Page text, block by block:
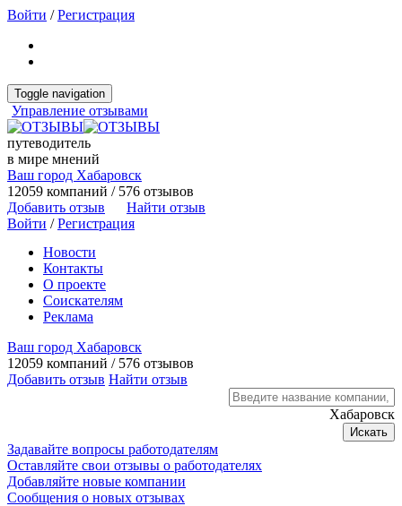
Войти /Регистрация
Toggle navigation
Управление отзывами
путеводитель
в мире мнений
Ваш город Хабаровск
12059 компаний / 576 отзывов
Добавить отзыв
Найти отзыв
Войти /Регистрация
Новости
Контакты
О проекте
Соискателям
Реклама
Ваш город Хабаровск
12059 компаний / 576 отзывов
Добавить отзыв Найти отзыв
Хабаровск
Искать
Задавайте вопросы работодателям
Оставляйте свои отзывы о работодателях
Добавляйте новые компании
Сообщения о новых отзывах